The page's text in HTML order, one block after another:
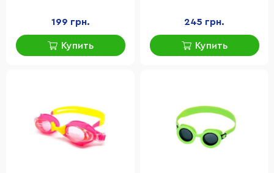
199 грн.
Купить
245 грн.
Купить